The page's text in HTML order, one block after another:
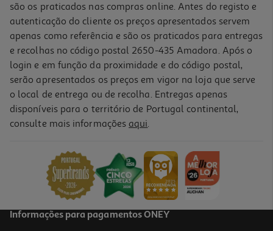
são os praticados nas compras online. Antes do registo e
autenticação do cliente os preços apresentados servem
apenas como referência e são os praticados para entregas
e recolhas no código postal 2650-435 Amadora. Após o
login e em função da proximidade e do código postal,
serão apresentados os preços em vigor na loja que serve
o local de entrega ou de recolha. Entregas apenas
disponíveis para o território de Portugal continental,
consulte mais informações aqui.
Informações para pagamentos ONEY